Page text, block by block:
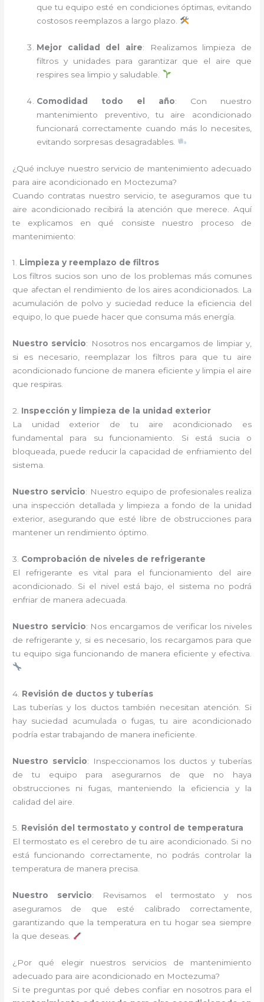
que tu equipo esté en condiciones óptimas, evitando
costosos reemplazos a largo plazo.
Mejor calidad del aire: Realizamos limpieza de
filtros y unidades para garantizar que el aire que
respires sea limpio y saludable.
Comodidad todo el año: Con nuestro
mantenimiento preventivo, tu aire acondicionado
funcionará correctamente cuando más lo necesites,
evitando sorpresas desagradables.
¿Qué incluye nuestro servicio de mantenimiento adecuado
para aire acondicionado en Moctezuma?
Cuando contratas nuestro servicio, te aseguramos que tu
aire acondicionado recibirá la atención que merece. Aquí
te explicamos en qué consiste nuestro proceso de
mantenimiento:
1. Limpieza y reemplazo de filtros
Los filtros sucios son uno de los problemas más comunes
que afectan el rendimiento de los aires acondicionados. La
acumulación de polvo y suciedad reduce la eficiencia del
equipo, lo que puede hacer que consuma más energía.
Nuestro servicio: Nosotros nos encargamos de limpiar y,
si es necesario, reemplazar los filtros para que tu aire
acondicionado funcione de manera eficiente y limpia el aire
que respiras.
2. Inspección y limpieza de la unidad exterior
La unidad exterior de tu aire acondicionado es
fundamental para su funcionamiento. Si está sucia o
bloqueada, puede reducir la capacidad de enfriamiento del
sistema.
Nuestro servicio: Nuestro equipo de profesionales realiza
una inspección detallada y limpieza a fondo de la unidad
exterior, asegurando que esté libre de obstrucciones para
mantener un rendimiento óptimo.
3. Comprobación de niveles de refrigerante
El refrigerante es vital para el funcionamiento del aire
acondicionado. Si el nivel está bajo, el sistema no podrá
enfriar de manera adecuada.
Nuestro servicio: Nos encargamos de verificar los niveles
de refrigerante y, si es necesario, los recargamos para que
tu equipo siga funcionando de manera eficiente y efectiva.
4. Revisión de ductos y tuberías
Las tuberías y los ductos también necesitan atención. Si
hay suciedad acumulada o fugas, tu aire acondicionado
podría estar trabajando de manera ineficiente.
Nuestro servicio: Inspeccionamos los ductos y tuberías
de tu equipo para asegurarnos de que no haya
obstrucciones ni fugas, manteniendo la eficiencia y la
calidad del aire.
5. Revisión del termostato y control de temperatura
El termostato es el cerebro de tu aire acondicionado. Si no
está funcionando correctamente, no podrás controlar la
temperatura de manera precisa.
Nuestro servicio: Revisamos el termostato y nos
aseguramos de que esté calibrado correctamente,
garantizando que la temperatura en tu hogar sea siempre
la que deseas.
¿Por qué elegir nuestros servicios de mantenimiento
adecuado para aire acondicionado en Moctezuma?
Si te preguntas por qué debes confiar en nosotros para el